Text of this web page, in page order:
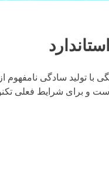
با تولید سادگی
و برای شرایط فعلی